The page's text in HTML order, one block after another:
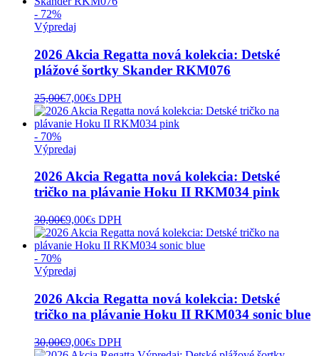
- 72%
Výpredaj
2026 Akcia Regatta nová kolekcia: Detské
plážové šortky Skander RKM076
25,00€7,00€s DPH
- 70%
Výpredaj
2026 Akcia Regatta nová kolekcia: Detské
tričko na plávanie Hoku II RKM034 pink
30,00€9,00€s DPH
- 70%
Výpredaj
2026 Akcia Regatta nová kolekcia: Detské
tričko na plávanie Hoku II RKM034 sonic blue
30,00€9,00€s DPH